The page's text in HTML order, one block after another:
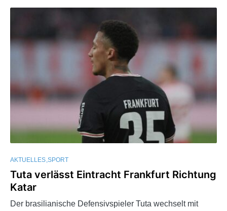
AKTUELLES SPORT
Tuta verlässt Eintracht Frankfurt Richtung
Katar
Der brasilianische Defensivspieler Tuta wechselt mit